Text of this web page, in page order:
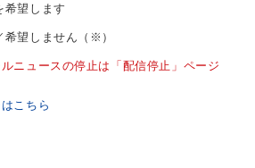
希望します
希望しません（※）
ニュースの停止は「配信停止」ページ
こちら